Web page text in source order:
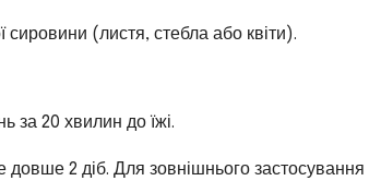
сировини (листя, стебла або квіти).
за 20 хвилин до їжі.
довше 2 діб. Для зовнішнього